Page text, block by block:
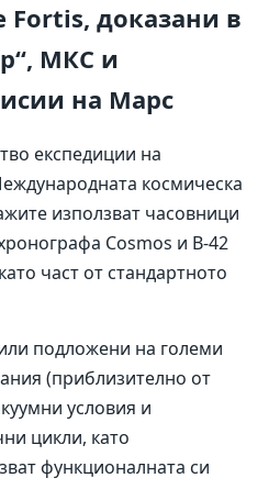
Fortis, доказани в
МКС и
на Марс
експедиции на
космическа
използват часовници
Cosmos и B-42
част от стандартното
подложени на големи
(приблизително от
условия и
цикли, като
функционалната си